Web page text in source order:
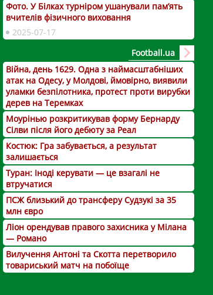
Фото. У Білках турніром ушанували пам’ять
вчителів фізичного виховання
2025-07-17
Football.ua
Війна, день 1629. Одна з наймасштабніших
атак на Одесу, у Молдові, ймовірно, виявили
уламки безпілотника, протест проти вирубки
дерев на Теремках
Моурінью розкритикував форму Бернарду
Сілви після його дебюту за Реал
Костюк: Гра забувається, а результат
залишається
Туран: Іноді керувати — це взагалі не
втручатися
ПСЖ близький до трансферу Судзукі за 35
млн євро
Ліон орендував правого захисника у Мілана
— Романо
Вилучення Антоні та Скотта перетворило
товариський матч на побоїще